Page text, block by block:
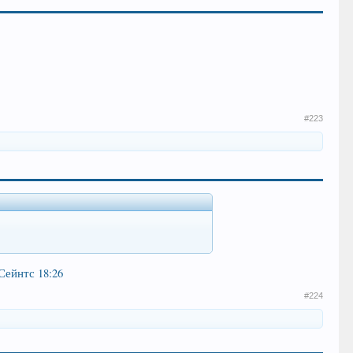
#223
18:26
#224